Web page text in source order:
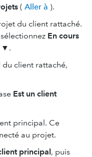
( Aller à ).
du client rattaché.
En cours
client rattaché,
Est un client
principal. Ce
au projet.
principal, puis